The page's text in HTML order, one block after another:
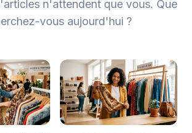
n'attendent que vous. Que
vous aujourd'hui ?